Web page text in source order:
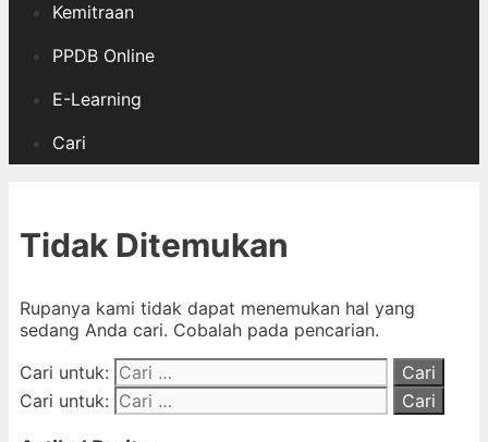
Kemitraan
PPDB Online
E-Learning
Cari
Tidak Ditemukan
Rupanya kami tidak dapat menemukan hal yang
sedang Anda cari. Cobalah pada pencarian.
Cari untuk:
Cari untuk: